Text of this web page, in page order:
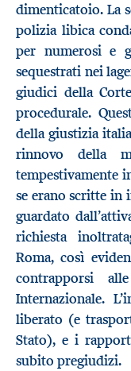
dimenticatoio. La
polizia libica
per numerosi e
sequestrati nei
giudici della
procedurale.
della giustizia
rinnovo della
tempestivamente
se erano scritte in
guardato
richiesta
Roma, così
contrapporsi
Internazionale.
liberato (e
Stato), e i
subito pregiudizi.